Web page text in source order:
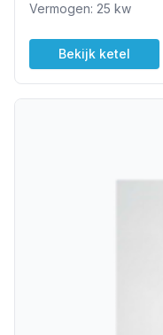
Vermogen: 25 kw
Bekijk ketel